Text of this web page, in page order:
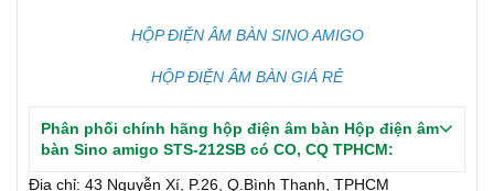
HỘP ĐIỆN ÂM BÀN SINO AMIGO
HỘP ĐIỆN ÂM BÀN GIÁ RẺ
Phân phối chính hãng hộp điện âm bàn Hộp điện âm
bàn Sino amigo STS-212SB có CO, CQ TPHCM:
Địa chỉ: 43 Nguyễn Xí, P.26, Q.Bình Thạnh, TPHCM